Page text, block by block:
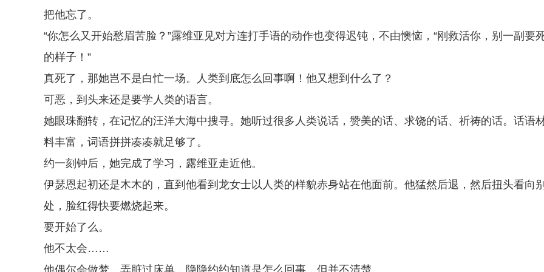
把他忘了。
“你怎么又开始愁眉苦脸？”露维亚见对方连打手语的动作也变得迟钝，不由懊恼，“刚救活你，别一副要
的样子！”
真死了，那她岂不是白忙一场。人类到底怎么回事啊！他又想到什么了？
可恶，到头来还是要学人类的语言。
她眼珠翻转，在记忆的汪洋大海中搜寻。她听过很多人类说话，赞美的话、求饶的话、祈祷的话。话语
料丰富，词语拼拼凑凑就足够了。
约一刻钟后，她完成了学习，露维亚走近他。
伊瑟恩起初还是木木的，直到他看到龙女士以人类的样貌赤身站在他面前。他猛然后退，然后扭头看向别
处，脸红得快要燃烧起来。
要开始了么。
他不太会……
他偶尔会做梦，弄脏过床单，隐隐约约知道是怎么回事，但并不清楚。